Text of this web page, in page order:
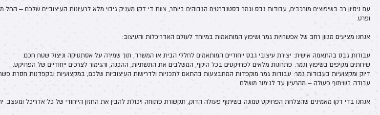
עם ניסיון רב בשיפוצים מורכבים, עבודות גבס וגמר בסטנדרטים הגבוהים ביותר, צוות די דקו מעניק גיבוי מלא לרעיונות העיצוביים שלכם –
ופרט.
אנחנו מציעים מגוון רחב של אפשרויות גמר ושיפוץ המותאמות במיוחד לעולם האדריכלות והעיצוב:
עבודות גבס בהתאמה אישית: יצירת עיצובי גבס ייחודיים המותאמים לחללי הבית או המשרד, תוך שמירה על אסתטיקה וניצול שטח חכם.
שירותים מקיפים בשיפוץ וגמר: פתרונות מלאים לפרויקטים בכל היקף, המשלבים את התשתיות, ההכנה, והגימור לצרכים ייחודיים של הפרויקט.
דיוק ומקצועיות בעבודות גמר: עבודות גמר מוקפדות המתבצעות בהתאם לתכניות ולדרישות העיצוביות שלכם, במקצועיות ובקפדנות חסרת
עבודה בשיתוף פעולה – מהרעיון עד לגימור מושלם
אנחנו בדי דקו מאמינים שהצלחת הפרויקט טמונה בשיתוף פעולה הדוק, תקשורת פתוחה ויכולת להבין את החזון הייחודי של כל אדריכל